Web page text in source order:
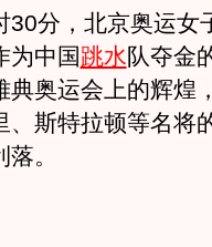
分，北京奥运女
为中国跳水队夺金
典奥运会上的辉煌
、斯特拉顿等名将
。